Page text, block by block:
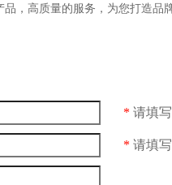
，高质量的服务，为您打造品
* 请填
* 请填